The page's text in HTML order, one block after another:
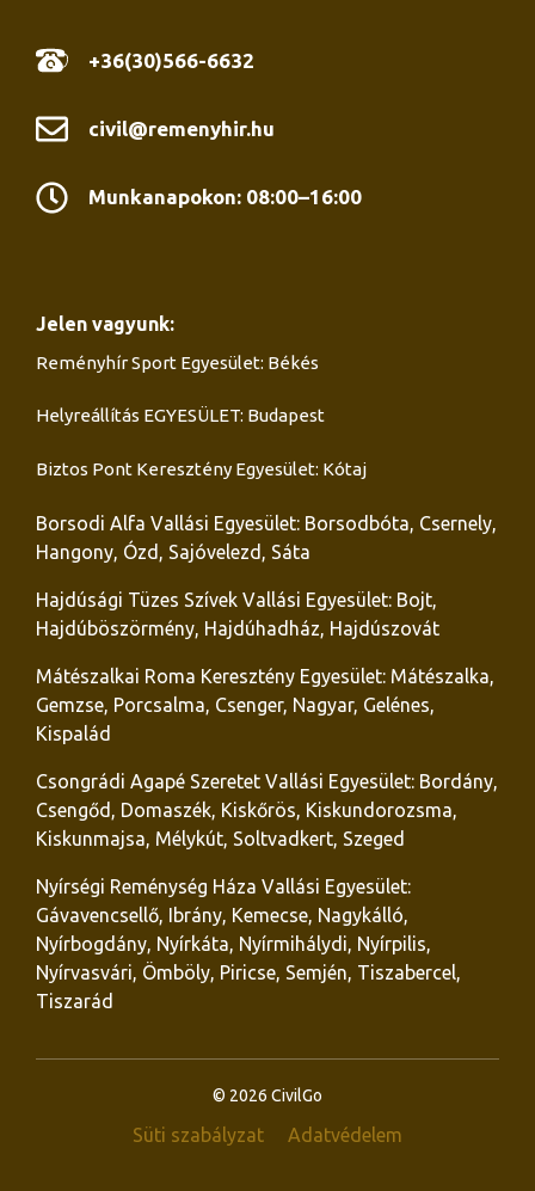
+36(30)566-6632
civil@remenyhir.hu
Munkanapokon: 08:00–16:00
Jelen vagyunk:
Reményhír Sport Egyesület: Békés
Helyreállítás EGYESÜLET: Budapest
Biztos Pont Keresztény Egyesület: Kótaj
Borsodi Alfa Vallási Egyesület: Borsodbóta, Csernely,
Hangony, Ózd, Sajóvelezd, Sáta
Hajdúsági Tüzes Szívek Vallási Egyesület: Bojt,
Hajdúböszörmény, Hajdúhadház, Hajdúszovát
Mátészalkai Roma Keresztény Egyesület: Mátészalka,
Gemzse, Porcsalma, Csenger, Nagyar, Gelénes,
Kispalád
Csongrádi Agapé Szeretet Vallási Egyesület: Bordány,
Csengőd, Domaszék, Kiskőrös, Kiskundorozsma,
Kiskunmajsa, Mélykút, Soltvadkert, Szeged
Nyírségi Reménység Háza Vallási Egyesület:
Gávavencsellő, Ibrány, Kemecse, Nagykálló,
Nyírbogdány, Nyírkáta, Nyírmihálydi, Nyírpilis,
Nyírvasvári, Ömböly, Piricse, Semjén, Tiszabercel,
Tiszarád
© 2026 CivilGo
Süti szabályzat Adatvédelem